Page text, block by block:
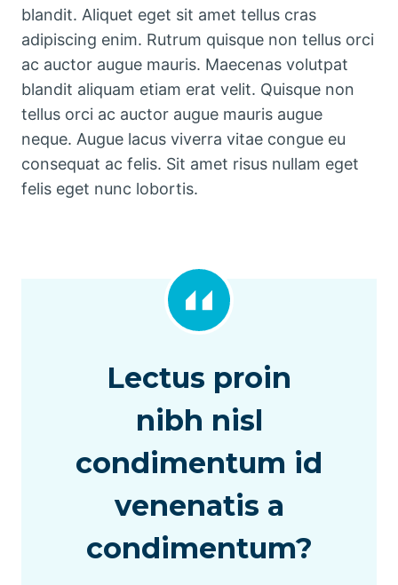
blandit. Aliquet eget sit amet tellus cras
adipiscing enim. Rutrum quisque non tellus orci
ac auctor augue mauris. Maecenas volutpat
blandit aliquam etiam erat velit. Quisque non
tellus orci ac auctor augue mauris augue
neque. Augue lacus viverra vitae congue eu
consequat ac felis. Sit amet risus nullam eget
felis eget nunc lobortis.
Lectus proin
nibh nisl
condimentum id
venenatis a
condimentum?